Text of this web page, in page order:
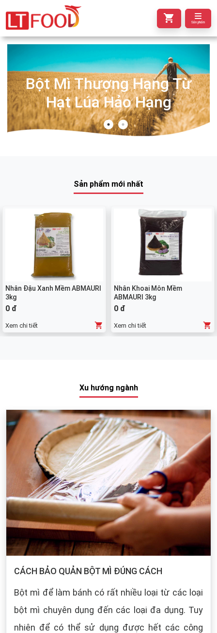
Sản phẩm
Bột Mì Thượng Hạng Từ
Hạt Lúa Hảo Hạng
Sản phẩm mới nhất
Nhân Đậu Xanh Mềm ABMAURI
3kg
0 đ
Xem chi tiết
Nhân Khoai Môn Mềm
ABMAURI 3kg
0 đ
Xem chi tiết
Xu hướng ngành
CÁCH BẢO QUẢN BỘT MÌ ĐÚNG CÁCH
Bột mì để làm bánh có rất nhiều loại từ các loại
bột mì chuyên dụng đến các loại đa dụng. Tuy
nhiên để có thể sử dụng được hết các công